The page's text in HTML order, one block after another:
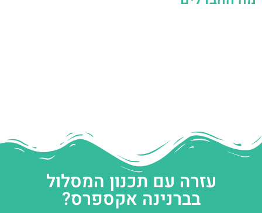
עזרה עם תכנון המסלול
בברנינה אקספרס?